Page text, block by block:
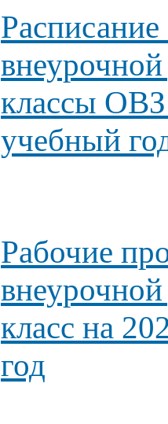
классы
учебный
Рабочие
класс на
год